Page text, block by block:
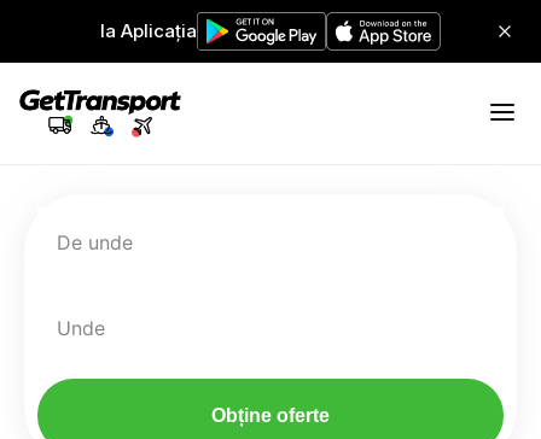
Ia Aplicația
De unde
Unde
Obține oferte